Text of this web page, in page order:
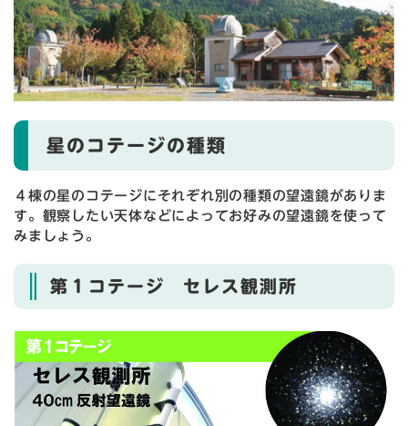
星のコテージの種類
４棟の星のコテージにそれぞれ別の種類の望遠鏡がありま
す。観察したい天体などによってお好みの望遠鏡を使って
みましょう。
第１コテージ セレス観測所